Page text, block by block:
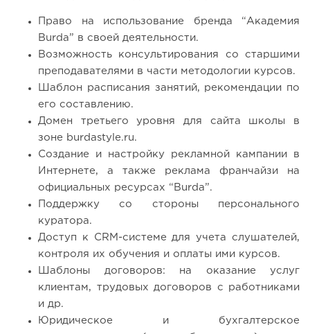
Право на использование бренда “Академия
Burda” в своей деятельности.
Возможность консультирования со старшими
преподавателями в части методологии курсов.
Шаблон расписания занятий, рекомендации по
его составлению.
Домен третьего уровня для сайта школы в
зоне burdastyle.ru.
Создание и настройку рекламной кампании в
Интернете, а также реклама франчайзи на
официальных ресурсах “Burda”.
Поддержку со стороны персонального
куратора.
Доступ к CRM-системе для учета слушателей,
контроля их обучения и оплаты ими курсов.
Шаблоны договоров: на оказание услуг
клиентам, трудовых договоров с работниками
и др.
Юридическое и бухгалтерское